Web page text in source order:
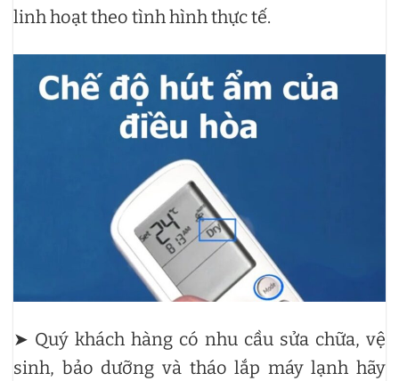
linh hoạt theo tình hình thực tế.
➤ Quý khách hàng có nhu cầu sửa chữa, vệ
sinh, bảo dưỡng và tháo lắp máy lạnh hãy